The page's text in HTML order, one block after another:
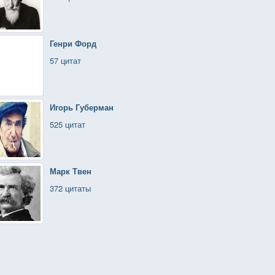
Генри Форд
57 цитат
Игорь Губерман
525 цитат
Марк Твен
372 цитаты